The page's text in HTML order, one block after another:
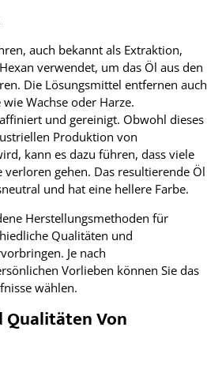
auch bekannt als Extraktion,
verwendet, um das Öl aus den
Die Lösungsmittel entfernen auch
Wachse oder Harze.
und gereinigt. Obwohl dieses
Produktion von
kann es dazu führen, dass viele
gehen. Das resultierende Öl
und hat eine hellere Farbe.
Herstellungsmethoden für
Qualitäten und
Je nach
Vorlieben können Sie das
wählen.
Qualitäten Von